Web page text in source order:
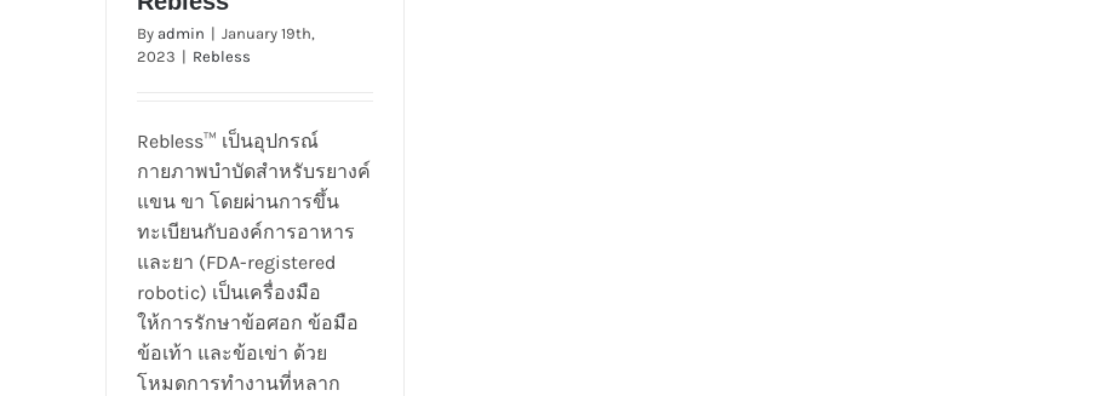
By admin | January 19th,
2023 | Rebless
Rebless™ เป็นอุปกรณ์
กายภาพบำบัดสำหรับรยางค์
แขน ขา โดยผ่านการขึ้น
ทะเบียนกับองค์การอาหาร
และยา (FDA-registered
robotic) เป็นเครื่องมือ
ให้การรักษาข้อศอก ข้อมือ
ข้อเท้า และข้อเข่า ด้วย
โหมดการทำงานที่หลาก